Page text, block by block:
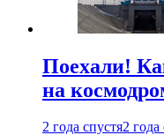
Поехали!
на
2 года спустя2 года